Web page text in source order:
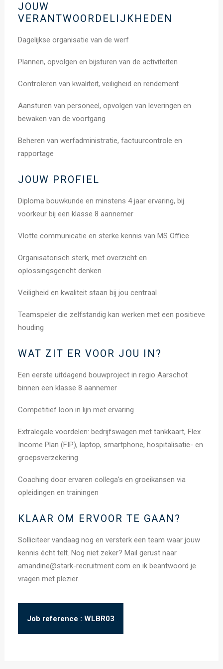
JOUW
VERANTWOORDELIJKHEDEN
Dagelijkse organisatie van de werf
Plannen, opvolgen en bijsturen van de activiteiten
Controleren van kwaliteit, veiligheid en rendement
Aansturen van personeel, opvolgen van leveringen en
bewaken van de voortgang
Beheren van werfadministratie, factuurcontrole en
rapportage
JOUW PROFIEL
Diploma bouwkunde en minstens 4 jaar ervaring, bij
voorkeur bij een klasse 8 aannemer
Vlotte communicatie en sterke kennis van MS Office
Organisatorisch sterk, met overzicht en
oplossingsgericht denken
Veiligheid en kwaliteit staan bij jou centraal
Teamspeler die zelfstandig kan werken met een positieve
houding
WAT ZIT ER VOOR JOU IN?
Een eerste uitdagend bouwproject in regio Aarschot
binnen een klasse 8 aannemer
Competitief loon in lijn met ervaring
Extralegale voordelen: bedrijfswagen met tankkaart, Flex
Income Plan (FIP), laptop, smartphone, hospitalisatie- en
groepsverzekering
Coaching door ervaren collega’s en groeikansen via
opleidingen en trainingen
KLAAR OM ERVOOR TE GAAN?
Solliciteer vandaag nog en versterk een team waar jouw
kennis écht telt. Nog niet zeker? Mail gerust naar
amandine@stark-recruitment.com en ik beantwoord je
vragen met plezier.
Job reference : WLBR03